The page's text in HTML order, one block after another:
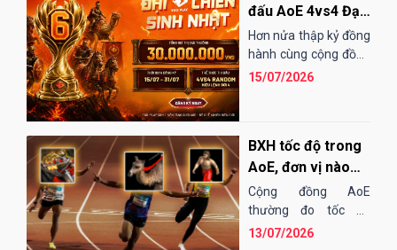
đấu AoE 4vs4 Đại
Chiến Sinh Nhật
EGOPLAY
Hơn nửa thập kỷ đồng
hành cùng cộng đồng
AoE Việt Nam,
15/07/2026
BXH tốc độ trong
AoE, đơn vị nào
"chạy" nhanh
nhất?
Cộng đồng AoE
thường đo tốc độ
chạy của các đơn vị
13/07/2026